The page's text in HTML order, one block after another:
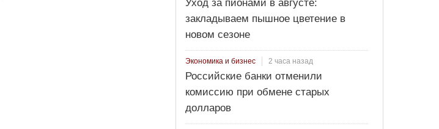
Уход за пионами в августе:
закладываем пышное цветение в
новом сезоне
Экономика и бизнес 2 часа назад
Российские банки отменили
комиссию при обмене старых
долларов